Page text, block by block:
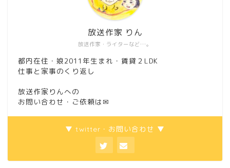
放送作家・ライターなど…。
放送作家 りん
都内在住・娘2011年生まれ・賃貸２LDK
仕事と家事のくり返し
放送作家りんへの
お問い合わせ・ご依頼は ✉
▼ twitter・お問い合わせ ▼